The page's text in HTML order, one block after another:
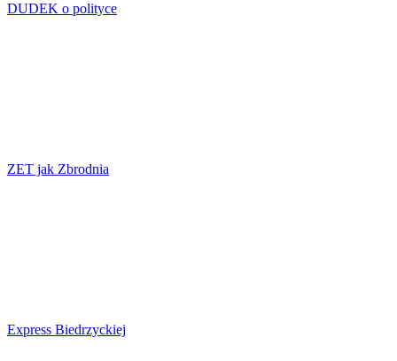
DUDEK o polityce
ZET jak Zbrodnia
Express Biedrzyckiej